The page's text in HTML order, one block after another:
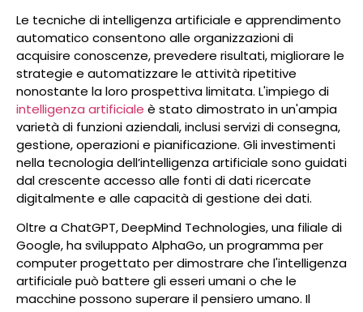
Le tecniche di intelligenza artificiale e apprendimento
automatico consentono alle organizzazioni di
acquisire conoscenze, prevedere risultati, migliorare le
strategie e automatizzare le attività ripetitive
nonostante la loro prospettiva limitata. L'impiego di
intelligenza artificiale è stato dimostrato in un'ampia
varietà di funzioni aziendali, inclusi servizi di consegna,
gestione, operazioni e pianificazione. Gli investimenti
nella tecnologia dell’intelligenza artificiale sono guidati
dal crescente accesso alle fonti di dati ricercate
digitalmente e alle capacità di gestione dei dati.
Oltre a ChatGPT, DeepMind Technologies, una filiale di
Google, ha sviluppato AlphaGo, un programma per
computer progettato per dimostrare che l'intelligenza
artificiale può battere gli esseri umani o che le
macchine possono superare il pensiero umano. Il